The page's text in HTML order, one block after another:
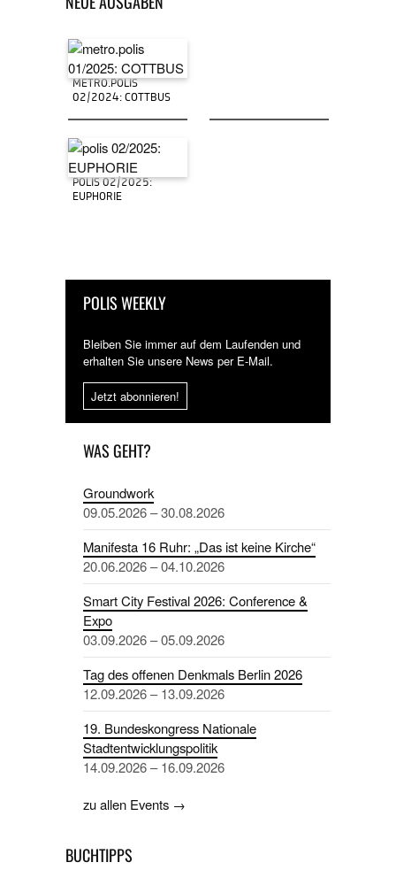
METRO.POLIS
02/2024: COTTBUS
POLIS 02/2025:
EUPHORIE
POLIS WEEKLY
Bleiben Sie immer auf dem Laufenden und
erhalten Sie unsere News per E-Mail.
Jetzt abonnieren!
WAS GEHT?
Groundwork
09.05.2026 – 30.08.2026
Manifesta 16 Ruhr: „Das ist keine Kirche“
20.06.2026 – 04.10.2026
Smart City Festival 2026: Conference &
Expo
03.09.2026 – 05.09.2026
Tag des offenen Denkmals Berlin 2026
12.09.2026 – 13.09.2026
19. Bundeskongress Nationale
Stadtentwicklungspolitik
14.09.2026 – 16.09.2026
zu allen Events →
BUCHTIPPS